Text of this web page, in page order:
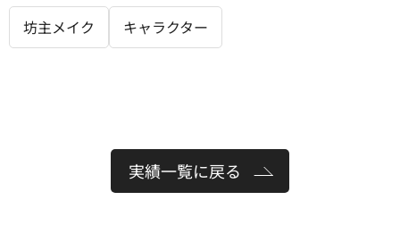
坊主メイク キャラクター
実績一覧に戻る